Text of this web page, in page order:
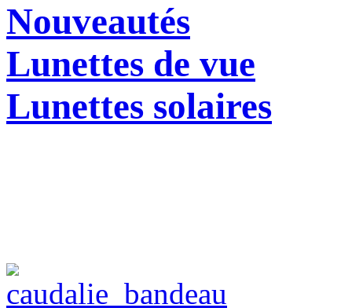
Nouveautés
Lunettes de vue
Lunettes solaires